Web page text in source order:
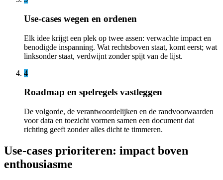
Use-cases wegen en ordenen
Elk idee krijgt een plek op twee assen: verwachte impact en
benodigde inspanning. Wat rechtsboven staat, komt eerst; wat
linksonder staat, verdwijnt zonder spijt van de lijst.
4
Roadmap en spelregels vastleggen
De volgorde, de verantwoordelijken en de randvoorwaarden
voor data en toezicht vormen samen een document dat
richting geeft zonder alles dicht te timmeren.
Use-cases prioriteren: impact boven
enthousiasme